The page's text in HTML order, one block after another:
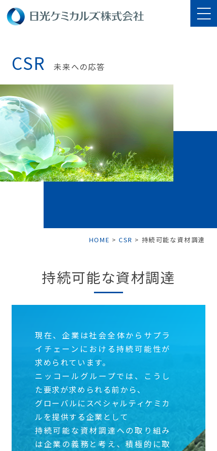
CSR 未来への応答
HOME > CSR > 持続可能な資材調達
持続可能な資材調達
現在、企業は社会全体からサプラ
イチェーンにおける持続可能性が
求められています。
ニッコールグループでは、こうし
た要求が求められる前から、
グローバルにスペシャルティケミカ
ルを提供する企業として
持続可能な資材調達への取り組み
は企業の義務と考え、積極的に取